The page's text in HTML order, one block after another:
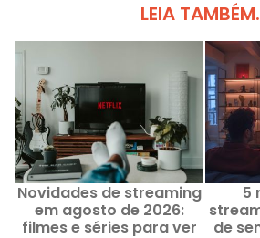
LEIA
Novidades de streaming
em agosto de 2026:
filmes e séries para ver
5
de